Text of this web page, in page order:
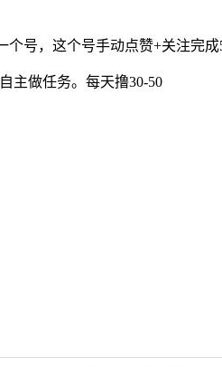
号，这个号手动点赞+关注完
主做任务。每天撸30-50